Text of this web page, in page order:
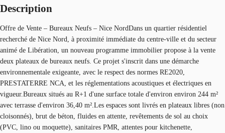
Description
Offre de Vente – Bureaux Neufs – Nice NordDans un quartier résidentiel
recherché de Nice Nord, à proximité immédiate du centre-ville et du secteur
animé de Libération, un nouveau programme immobilier propose à la vente
deux plateaux de bureaux neufs. Ce projet s'inscrit dans une démarche
environnementale exigeante, avec le respect des normes RE2020,
PRESTATERRE NCA, et les réglementations acoustiques et électriques en
vigueur.Bureaux situés au R+1 d'une surface totale d'environ environ 244 m²
avec terrasse d'environ 36,40 m².Les espaces sont livrés en plateaux libres (non
cloisonnés), brut de béton, fluides en attente, revêtements de sol au choix
(PVC, lino ou moquette), sanitaires PMR, attentes pour kitchenette,